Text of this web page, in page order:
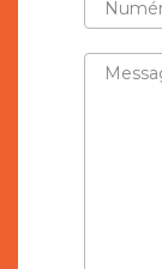
*MESSAGE